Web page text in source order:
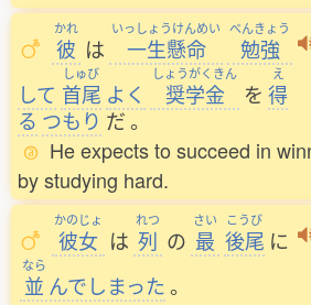
かれ
彼 は
いっしょうけんめい
一生懸命
べんきょう
勉強
して
しゅび
首尾 よく
しょうがくきん
奨学金 を
え
得
るつもりだ。
He expects to succeed in
by studying hard.
かのじょ
彼女 は
れつ
列 の
さい
最
こうび
後尾 に
なら
並 んでしまった 。